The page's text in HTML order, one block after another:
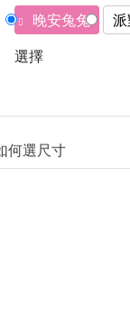
晚安兔兔
選擇
何選尺寸